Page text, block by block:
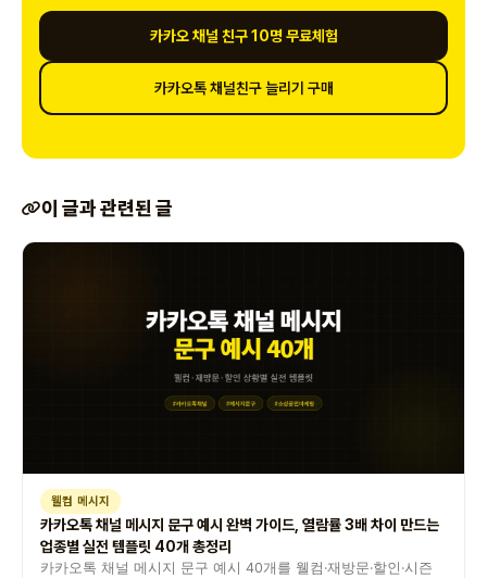
카카오 채널 친구 10명 무료체험
카카오톡 채널친구 늘리기 구매
이 글과 관련된 글
웰컴 메시지
카카오톡 채널 메시지 문구 예시 완벽 가이드, 열람률 3배 차이 만드는
업종별 실전 템플릿 40개 총정리
카카오톡 채널 메시지 문구 예시 40개를 웰컴·재방문·할인·시즌